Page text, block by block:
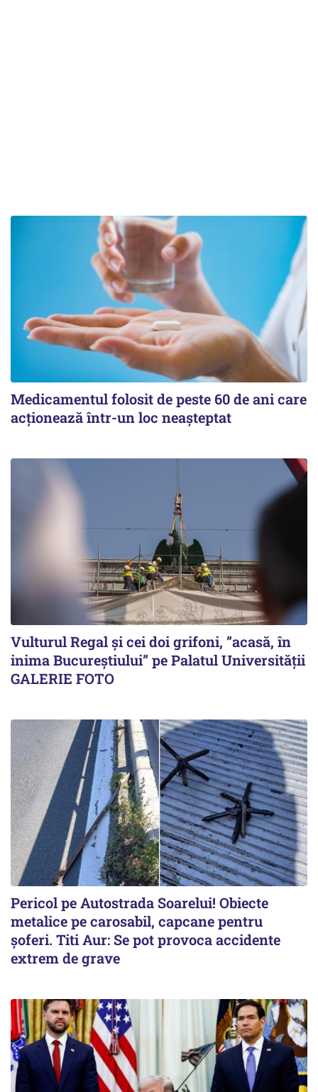
Medicamentul folosit de peste 60 de ani care
acționează într-un loc neașteptat
Vulturul Regal și cei doi grifoni, ”acasă, în
inima Bucureștiului” pe Palatul Universității
GALERIE FOTO
Pericol pe Autostrada Soarelui! Obiecte
metalice pe carosabil, capcane pentru
șoferi. Titi Aur: Se pot provoca accidente
extrem de grave